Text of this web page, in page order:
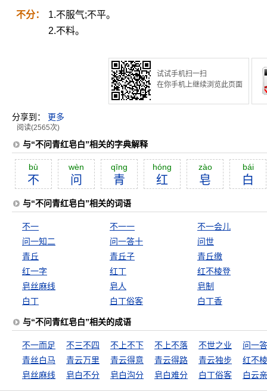
不分：
1.不服气;不平。
2.不料。
试试手机扫一扫
在你手机上继续浏览此页面
分享到： 更多
阅读(2565次)
与“不问青红皂白”相关的字典解释
bù
不
wèn
问
qīng
青
hóng
红
zào
皂
bái
白
与“不问青红皂白”相关的词语
不一 不一一
不一会儿
问一知二
问一答十
问世
青丘
青丘子
青丘缴
红一字
红丁
红不棱登
皂丝麻线
皂人
皂制
白丁
白丁俗客 白丁香
与“不问青红皂白”相关的成语
不一而足 不三不四 不上不下 不上不落 不世之业
问一
青丝白马
青云万里 青云得意 青云得路 青云独步
红不
皂丝麻线
皂白不分 皂白沟分 皂白难分 白丁俗客 白云